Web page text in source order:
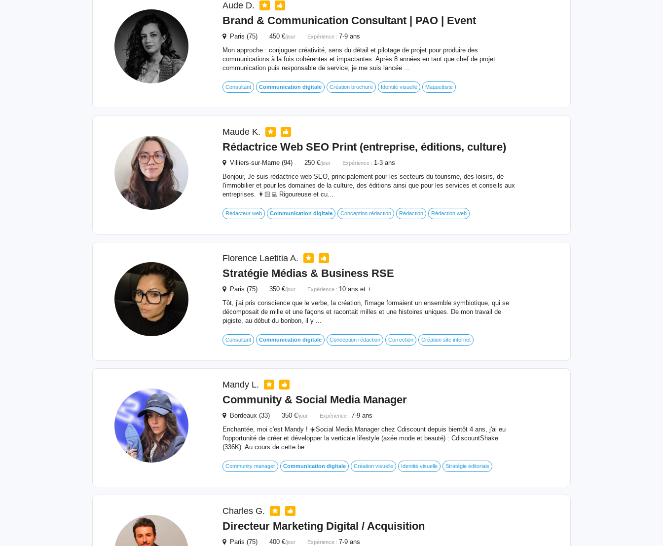
Aude D.
Brand & Communication Consultant | PAO | Event
Paris (75) 450 €/jour Expérience : 7-9 ans
Mon approche : conjuguer créativité, sens du détail et pilotage de projet pour produire des
communications à la fois cohérentes et impactantes. Après 8 années en tant que chef de projet
communication puis responsable de service, je me suis lancée ...
Consultant Communication digitale Création brochure Identité visuelle Maquettiste
Maude K.
Rédactrice Web SEO Print (entreprise, éditions, culture)
Villiers-sur-Marne (94) 250 €/jour Expérience : 1-3 ans
Bonjour, Je suis rédactrice web SEO, principalement pour les secteurs du tourisme, des loisirs, de
l'immobilier et pour les domaines de la culture, des éditions ainsi que pour les services et conseils aux
entreprises. 👩🏻‍💻 Rigoureuse et cu...
Rédacteur web Communication digitale Conception rédaction Rédaction Rédaction web
Florence Laetitia A.
Stratégie Médias & Business RSE
Paris (75) 350 €/jour Expérience : 10 ans et +
Tôt, j'ai pris conscience que le verbe, la création, l'image formaient un ensemble symbiotique, qui se
décomposait de mille et une façons et racontait milles et une histoires uniques. De mon travail de
pigiste, au début du bonbon, il y ...
Consultant Communication digitale Conception rédaction Correction Création site internet
Mandy L.
Community & Social Media Manager
Bordeaux (33) 350 €/jour Expérience : 7-9 ans
Enchantée, moi c'est Mandy ! ☀️​ Social Media Manager chez Cdiscount depuis bientôt 4 ans, j'ai eu
l'opportunité de créer et développer la verticale lifestyle (axée mode et beauté) : CdiscountShake
(336K). Au cours de cette be...
Community manager Communication digitale Création visuelle Identité visuelle Stratégie éditoriale
Charles G.
Directeur Marketing Digital / Acquisition
Paris (75) 400 €/jour Expérience : 7-9 ans